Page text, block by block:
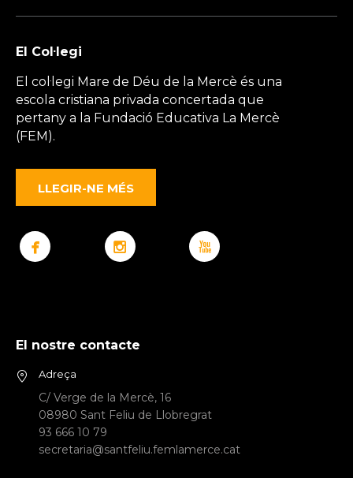
El Col·legi
El col·legi Mare de Déu de la Mercè és una
escola cristiana privada concertada que
pertany a la Fundació Educativa La Mercè
(FEM).
LLEGIR-NE MÉS
El nostre contacte
Adreça
C/ Verge de la Mercè, 16
08980 Sant Feliu de Llobregrat
93 666 10 79
secretaria@santfeliu.femlamerce.cat